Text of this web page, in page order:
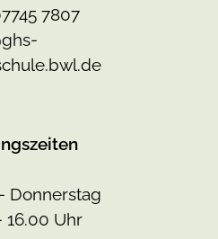
7807
Donnerstag
16.00 Uhr